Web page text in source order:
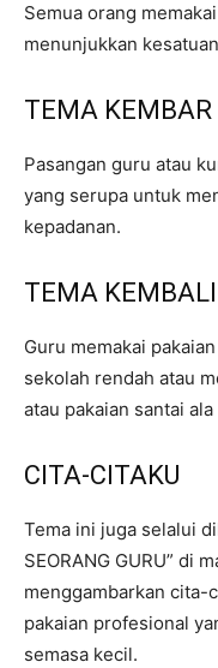
Semua orang
menunjukkan
TEMA KEMBAR
Pasangan guru atau
yang serupa untuk
kepadanan.
TEMA
Guru memakai
sekolah rendah atau
atau pakaian santai ala
CITA-CITAKU
Tema ini juga selalui
SEORANG GURU” di
menggambarkan cita-
pakaian profesional
semasa kecil.